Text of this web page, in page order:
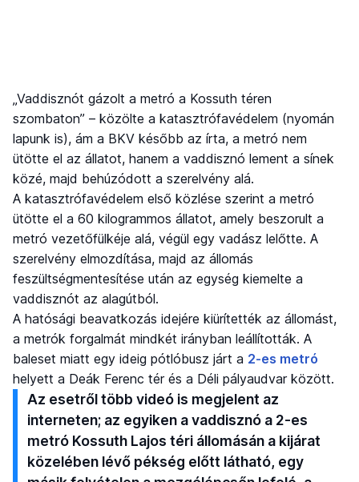
„Vaddisznót gázolt a metró a Kossuth téren
szombaton” – közölte a katasztrófavédelem (nyomán
lapunk is), ám a BKV később az írta, a metró nem
ütötte el az állatot, hanem a vaddisznó lement a sínek
közé, majd behúzódott a szerelvény alá.
A katasztrófavédelem első közlése szerint a metró
ütötte el a 60 kilogrammos állatot, amely beszorult a
metró vezetőfülkéje alá, végül egy vadász lelőtte. A
szerelvény elmozdítása, majd az állomás
feszültségmentesítése után az egység kiemelte a
vaddisznót az alagútból.
A hatósági beavatkozás idejére kiürítették az állomást,
a metrók forgalmát mindkét irányban leállították. A
baleset miatt egy ideig pótlóbusz járt a 2-es metró
helyett a Deák Ferenc tér és a Déli pályaudvar között.
Az esetről több videó is megjelent az
interneten; az egyiken a vaddisznó a 2-es
metró Kossuth Lajos téri állomásán a kijárat
közelében lévő pékség előtt látható, egy